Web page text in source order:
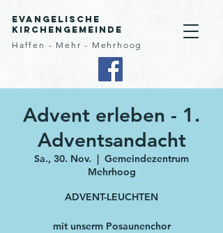
Evangelische
Kirchengemeinde
Haffen - Mehr - Mehrhoog
Advent erleben - 1.
Adventsandacht
Sa., 30. Nov.
  |
Gemeindezentrum
Mehrhoog
ADVENT-LEUCHTEN
mit unserm Posaunenchor